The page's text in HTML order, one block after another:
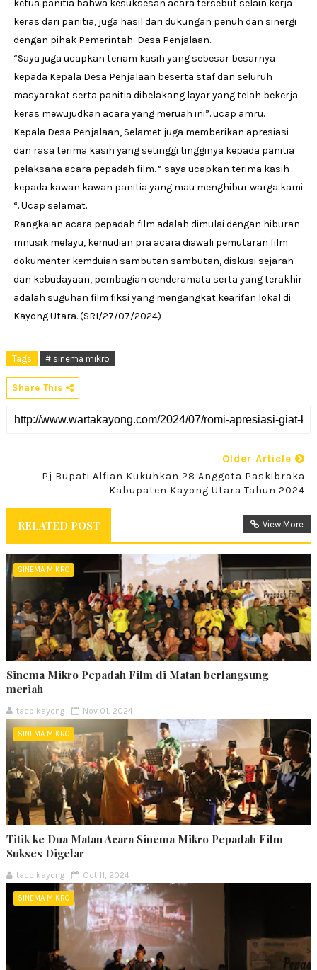
ketua panitia bahwa kesuksesan acara tersebut selain kerja
keras dari panitia, juga hasil dari dukungan penuh dan sinergi
dengan pihak Pemerintah Desa Penjalaan.
“Saya juga ucapkan teriam kasih yang sebesar besarnya
kepada Kepala Desa Penjalaan beserta staf dan seluruh
masyarakat serta panitia dibelakang layar yang telah bekerja
keras mewujudkan acara yang meruah ini”. ucap amru.
Kepala Desa Penjalaan, Selamet juga memberikan apresiasi
dan rasa terima kasih yang setinggi tingginya kepada panitia
pelaksana acara pepadah film. “ saya ucapkan terima kasih
kepada kawan kawan panitia yang mau menghibur warga kami
“. Ucap selamat.
Rangkaian acara pepadah film adalah dimulai dengan hiburan
mnusik melayu, kemudian pra acara diawali pemutaran film
dokumenter kemduian sambutan sambutan, diskusi sejarah
dan kebudayaan, pembagian cenderamata serta yang terakhir
adalah suguhan film fiksi yang mengangkat kearifan lokal di
Kayong Utara. (SRI/27/07/2024)
Tags # sinema mikro
Share This
Older Article
Pj Bupati Alfian Kukuhkan 28 Anggota Paskibraka
Kabupaten Kayong Utara Tahun 2024
RELATED POST View More
SINEMA MIKRO
Sinema Mikro Pepadah Film di Matan berlangsung
meriah
tacb kayong Nov 01, 2024
SINEMA MIKRO
Titik ke Dua Matan Acara Sinema Mikro Pepadah Film
Sukses Digelar
tacb kayong Oct 11, 2024
SINEMA MIKRO